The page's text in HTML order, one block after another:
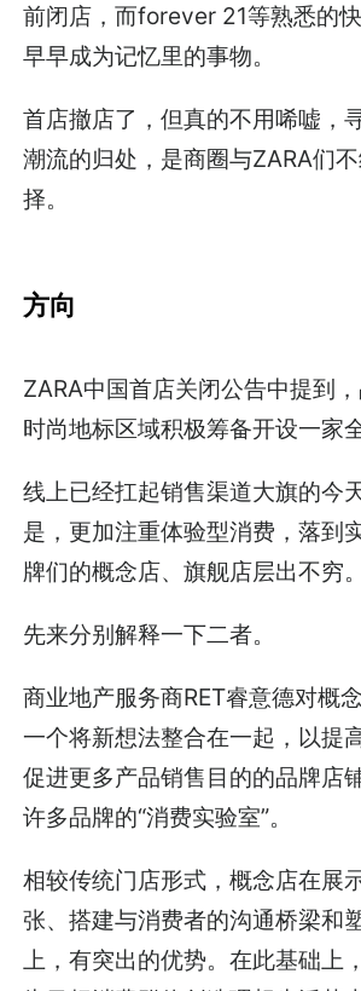
前闭店，而forever 21等熟悉的
早早成为记忆里的事物。
首店撤店了，但真的不用唏嘘，
潮流的归处，是商圈与ZARA们
择。
方向
ZARA中国首店关闭公告中提到
时尚地标区域积极筹备开设一家
线上已经扛起销售渠道大旗的今
是，更加注重体验型消费，落到
牌们的概念店、旗舰店层出不穷。
先来分别解释一下二者。
商业地产服务商RET睿意德对概
一个将新想法整合在一起，以提
促进更多产品销售目的的品牌店
许多品牌的“消费实验室”。
相较传统门店形式，概念店在展
张、搭建与消费者的沟通桥梁和
上，有突出的优势。在此基础上